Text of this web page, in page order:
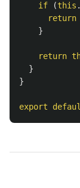
if
(this .
return
}
return
}
}
export